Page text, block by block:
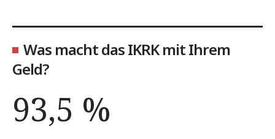
Was macht das IKRK mit Ihrem
Geld?
93,5 %